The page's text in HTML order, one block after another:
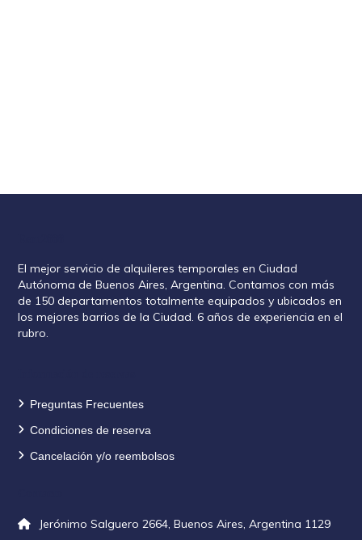
El mejor servicio de alquileres temporales en Ciudad
Autónoma de Buenos Aires, Argentina. Contamos con más
de 150 departamentos totalmente equipados y ubicados en
los mejores barrios de la Ciudad. 6 años de experiencia en el
rubro.
Preguntas Frecuentes
Condiciones de reserva
Cancelación y/o reembolsos
Jerónimo Salguero 2664, Buenos Aires, Argentina 1129